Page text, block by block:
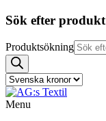
Sök efter produkt
Produktsökning
Menu